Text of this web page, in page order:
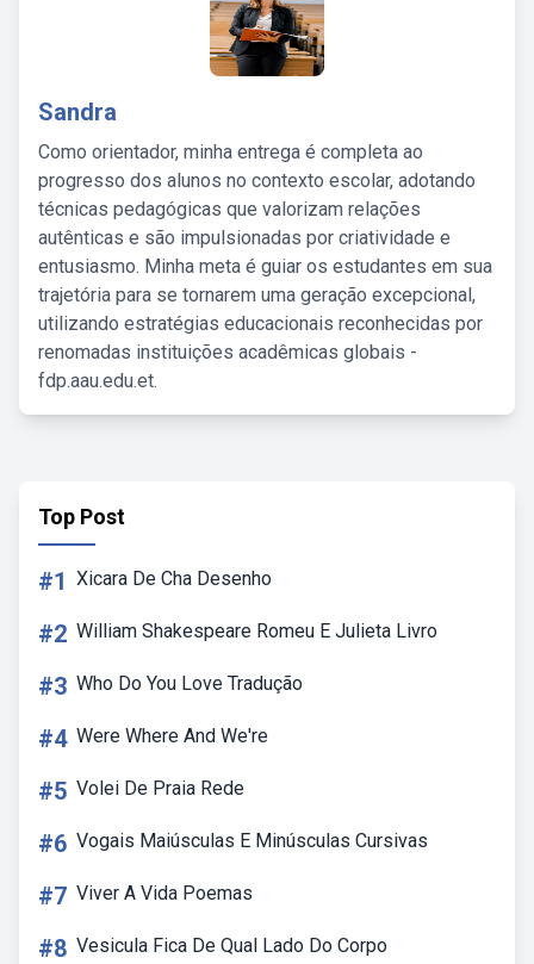
Sandra
Como orientador, minha entrega é completa ao
progresso dos alunos no contexto escolar, adotando
técnicas pedagógicas que valorizam relações
autênticas e são impulsionadas por criatividade e
entusiasmo. Minha meta é guiar os estudantes em sua
trajetória para se tornarem uma geração excepcional,
utilizando estratégias educacionais reconhecidas por
renomadas instituições acadêmicas globais -
fdp.aau.edu.et.
Top Post
#1 Xicara De Cha Desenho
#2 William Shakespeare Romeu E Julieta Livro
#3 Who Do You Love Tradução
#4 Were Where And We're
#5 Volei De Praia Rede
#6 Vogais Maiúsculas E Minúsculas Cursivas
#7 Viver A Vida Poemas
#8 Vesicula Fica De Qual Lado Do Corpo